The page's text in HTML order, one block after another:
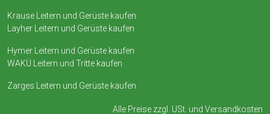
Krause Leitern und Gerüste kaufen
Layher Leitern und Gerüste kaufen
Hymer Leitern und Gerüste kaufen
WAKÜ Leitern und Tritte kaufen
Zarges Leitern und Gerüste kaufen
Alle Preise zzgl. USt. und Versandkosten